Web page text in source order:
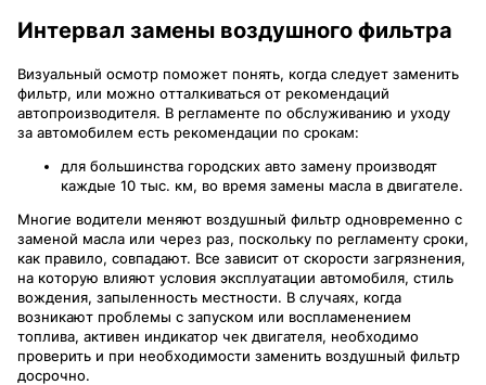
Интервал замены воздушного фильтра
Визуальный осмотр поможет понять, когда следует заменить
фильтр, или можно отталкиваться от рекомендаций
автопроизводителя. В регламенте по обслуживанию и уходу
за автомобилем есть рекомендации по срокам:
для большинства городских авто замену производят
каждые 10 тыс. км, во время замены масла в двигателе.
Многие водители меняют воздушный фильтр одновременно с
заменой масла или через раз, поскольку по регламенту сроки,
как правило, совпадают. Все зависит от скорости загрязнения,
на которую влияют условия эксплуатации автомобиля, стиль
вождения, запыленность местности. В случаях, когда
возникают проблемы с запуском или воспламенением
топлива, активен индикатор чек двигателя, необходимо
проверить и при необходимости заменить воздушный фильтр
досрочно.